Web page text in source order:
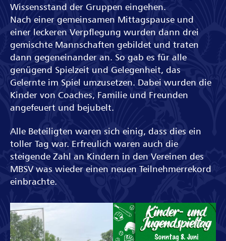
Wissensstand der Gruppen eingehen.
Nach einer gemeinsamen Mittagspause und
einer leckeren Verpflegung wurden dann drei
gemischte Mannschaften gebildet und traten
dann gegeneinander an. So gab es für alle
genügend Spielzeit und Gelegenheit, das
Gelernte im Spiel umzusetzen. Dabei wurden die
Kinder von Coaches, Familie und Freunden
angefeuert und bejubelt.
Alle Beteiligten waren sich einig, dass dies ein
toller Tag war. Erfreulich waren auch die
steigende Zahl an Kindern in den Vereinen des
MBSV was wieder einen neuen Teilnehmerrekord
einbrachte.